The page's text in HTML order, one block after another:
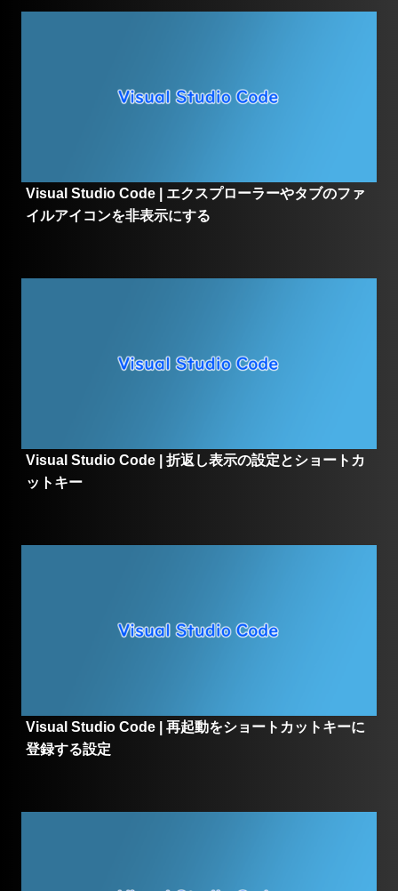
Visual Studio Code | エクスプローラーやタブのファ
イルアイコンを非表示にする
Visual Studio Code | 折返し表示の設定とショートカ
ットキー
Visual Studio Code | 再起動をショートカットキーに
登録する設定